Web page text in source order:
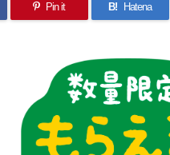
Pin it B! Hatena